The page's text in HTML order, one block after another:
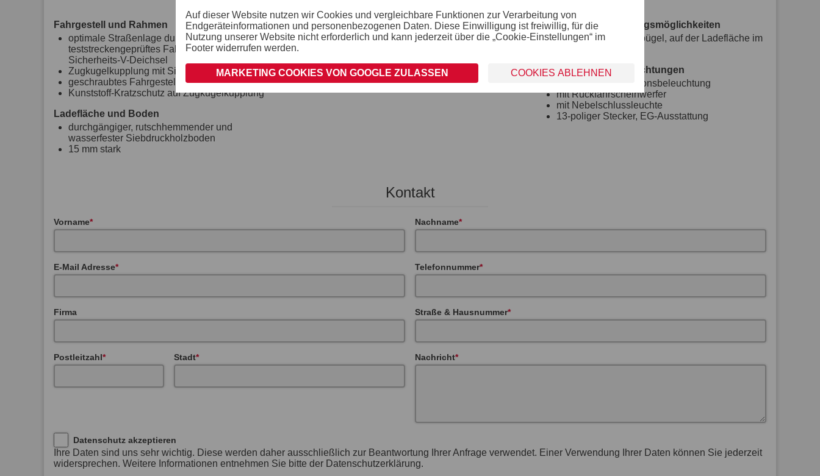
Fahrgestell und Rahmen
optimale Straßenlage durch
teststreckengeprüftes Fahrgestell mit STEMA
Sicherheits-V-Deichsel
Zugkugelkupplung mit Sicherheitsanzeige
geschraubtes Fahrgestell
Kunststoff-Kratzschutz auf Zugkugelkupplung
Ladefläche und Boden
durchgängiger, rutschhemmender und
wasserfester Siebdruckholzboden
15 mm stark
Räder und Achsen
robuste Gummifederachse
Unterlegkeile inkl. Halterung montiert
Verzurr- und Sicherungsmöglichkeiten
8 versenkte Verzurrbügel, auf der Ladefläche im
Lichttechnische Einrichtungen
moderne Multifunktionsbeleuchtung
mit Rückfahrscheinwerfer
mit Nebelschlussleuchte
13-poliger Stecker, EG-Ausstattung
Kontakt
Vorname Nachname
E-Mail Adresse Telefonnummer
Firma Straße & Hausnummer
Postleitzahl Stadt Nachricht
Datenschutz akzeptieren
Ihre Daten sind uns sehr wichtig. Diese werden daher ausschließlich zur Beantwortung Ihrer Anfrage verwendet. Einer Verwendung Ihrer Daten können Sie jederzeit
widersprechen. Weitere Informationen entnehmen Sie bitte der Datenschutzerklärung.
Auf dieser Website nutzen wir Cookies und vergleichbare Funktionen zur Verarbeitung von
Endgeräteinformationen und personenbezogenen Daten. Diese Einwilligung ist freiwillig, für die
Nutzung unserer Website nicht erforderlich und kann jederzeit über die „Cookie-Einstellungen“ im
Footer widerrufen werden.
MARKETING COOKIES VON GOOGLE ZULASSEN COOKIES ABLEHNEN